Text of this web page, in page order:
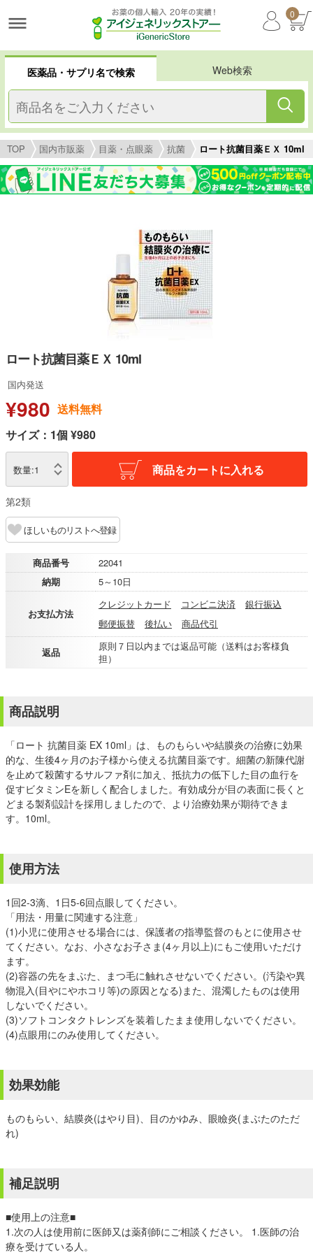
0
医薬品・サプリ名で検索 Web検索
TOP 国内市販薬 目薬・点眼薬 抗菌 ロート抗菌目薬ＥＸ 10ml
ロート抗菌目薬ＥＸ 10ml
国内発送
¥980 送料無料
サイズ：1個 ¥980
数量:1 商品をカートに入れる
第2類
ほしいものリストへ登録
商品番号
22041
納期
5～10日
お支払方法
クレジットカード コンビニ決済
銀行振込
郵便振替
後払い 商品代引
返品
原則７日以内までは返品可能（送料はお客様負
担）
商品説明
「ロート 抗菌目薬 EX 10ml」は、ものもらいや結膜炎の治療に効果
的な、生後4ヶ月のお子様から使える抗菌目薬です。細菌の新陳代謝
を止めて殺菌するサルファ剤に加え、抵抗力の低下した目の血行を
促すビタミンEを新しく配合しました。有効成分が目の表面に長くと
どまる製剤設計を採用しましたので、より治療効果が期待できま
す。10ml。
使用方法
1回2-3滴、1日5-6回点眼してください。
「用法・用量に関連する注意」
(1)小児に使用させる場合には、保護者の指導監督のもとに使用させ
てください。なお、小さなお子さま(4ヶ月以上)にもご使用いただけ
ます。
(2)容器の先をまぶた、まつ毛に触れさせないでください。(汚染や異
物混入(目やにやホコリ等)の原因となる)また、混濁したものは使用
しないでください。
(3)ソフトコンタクトレンズを装着したまま使用しないでください。
(4)点眼用にのみ使用してください。
効果効能
ものもらい、結膜炎(はやり目)、目のかゆみ、眼瞼炎(まぶたのただ
れ)
補足説明
■使用上の注意■
1.次の人は使用前に医師又は薬剤師にご相談ください。 1.医師の治
療を受けている人。